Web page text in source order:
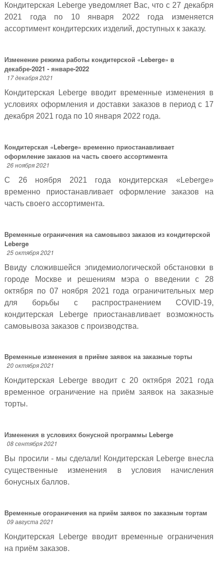
Кондитерская Leberge уведомляет Вас, что с 27 декабря
2021 года по 10 января 2022 года изменяется
ассортимент кондитерских изделий, доступных к заказу.
Изменение режима работы кондитерской «Leberge» в
декабре-2021 - январе-2022
17 декабря 2021
Кондитерская Leberge вводит временные изменения в
условиях оформления и доставки заказов в период с 17
декабря 2021 года по 10 января 2022 года.
Кондитерская «Leberge» временно приостанавливает
оформление заказов на часть своего ассортимента
26 ноября 2021
С 26 ноября 2021 года кондитерская «Leberge»
временно приостанавливает оформление заказов на
часть своего ассортимента.
Временные ограничения на самовывоз заказов из кондитерской
Leberge
25 октября 2021
Ввиду сложившейся эпидемиологической обстановки в
городе Москве и решениям мэра о введении с 28
октября по 07 ноября 2021 года ограничительных мер
для борьбы с распространением COVID-19,
кондитерская Leberge приостанавливает возможность
самовывоза заказов с производства.
Временные изменения в приёме заявок на заказные торты
20 октября 2021
Кондитерская Leberge вводит с 20 октября 2021 года
временное ограничение на приём заявок на заказные
торты.
Изменения в условиях бонусной программы Leberge
08 сентября 2021
Вы просили - мы сделали! Кондитерская Leberge внесла
существенные изменения в условия начисления
бонусных баллов.
Временные огораничения на приём заявок по заказным тортам
09 августа 2021
Кондитерская Leberge вводит временные ограничения
на приём заказов.